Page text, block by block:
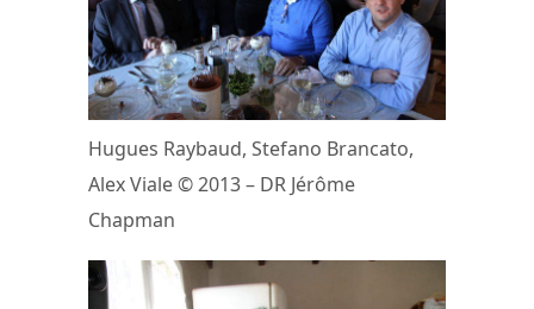
Hugues Raybaud, Stefano Brancato,
Alex Viale © 2013 – DR Jérôme
Chapman